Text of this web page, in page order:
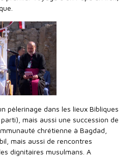
pèlerinage dans les lieux Bibliques
mais aussi une succession de
chrétienne à Bagdad,
mais aussi de rencontres
dignitaires musulmans. A